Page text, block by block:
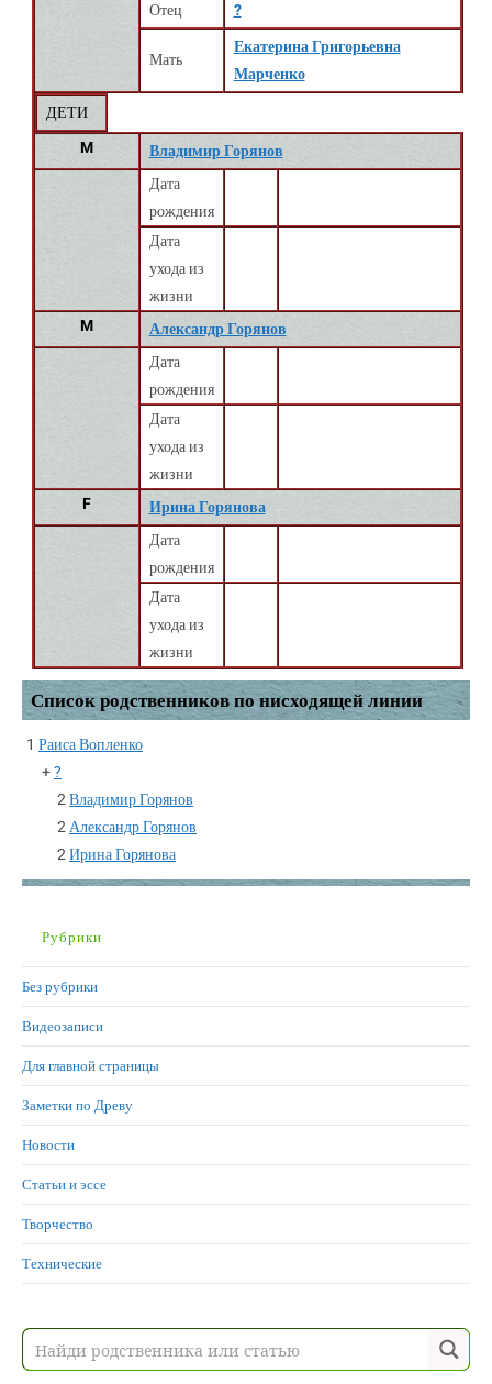
Отец ?
Мать
Екатерина Григорьевна
Марченко
ДЕТИ
M
Владимир Горянов
Дата
рождения
Дата
ухода из
жизни
M
Александр Горянов
Дата
рождения
Дата
ухода из
жизни
F
Ирина Горянова
Дата
рождения
Дата
ухода из
жизни
Список родственников по нисходящей линии
1 Раиса Вопленко
+?
2 Владимир Горянов
2 Александр Горянов
2 Ирина Горянова
Рубрики
Без рубрики
Видеозаписи
Для главной страницы
Заметки по Древу
Новости
Статьи и эссе
Творчество
Технические